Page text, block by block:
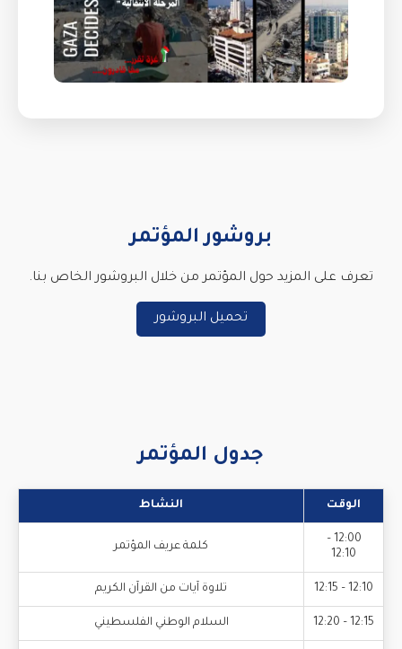
بروشور المؤتمر
تعرف على المزيد حول المؤتمر من خلال البروشور الخاص بنا.
تحميل البروشور
جدول المؤتمر
الوقت النشاط
12:00 –
12:10
كلمة عريف المؤتمر
12:10 – 12:15 تلاوة آيات من القرآن الكريم
12:15 – 12:20 السلام الوطني الفلسطيني